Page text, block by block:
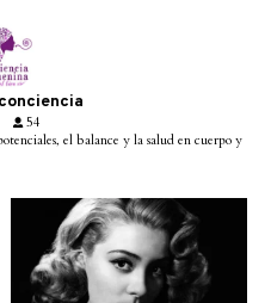
54
el balance y la salud en cuerpo y
Descanse en paz la gran
diva del cine mexicano
2 0